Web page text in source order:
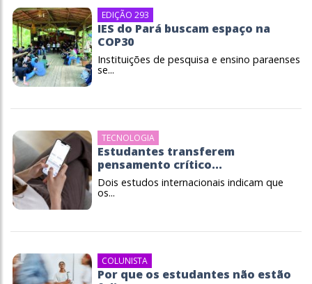
EDIÇÃO 293
IES do Pará buscam espaço na
COP30
Instituições de pesquisa e ensino paraenses
se...
TECNOLOGIA
Estudantes transferem
pensamento crítico...
Dois estudos internacionais indicam que
os...
COLUNISTA
Por que os estudantes não estão